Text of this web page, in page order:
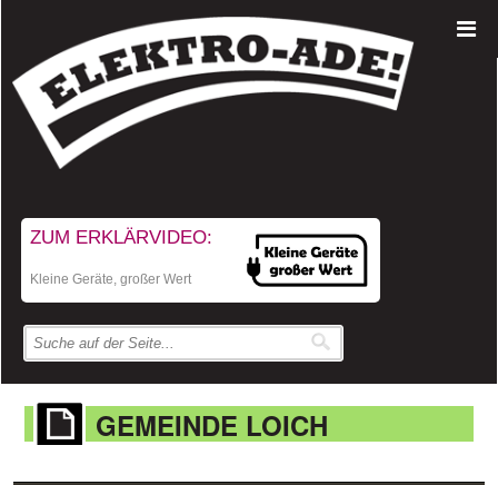
ZUM ERKLÄRVIDEO:
Kleine Geräte, großer Wert
GEMEINDE LOICH